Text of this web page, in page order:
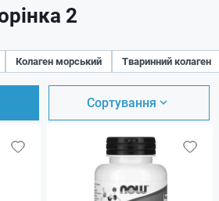
2
Колаген морський Тваринний колаген
Сортування